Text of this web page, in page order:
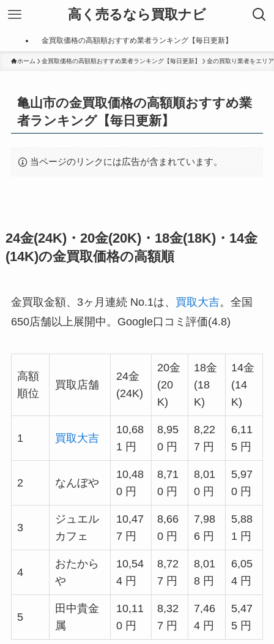
高く売るなら買取ナビ
金買取価格の高額順おすすめ業者ランキング【毎日更新】
ホーム 金買取価格の高額順おすすめ業者ランキング【毎日更新】 金の買取り業者をエリ
亀山市の金買取価格の高額順おすすめ業
者ランキング【毎日更新】
当ページのリンクには広告が含まれています。
24金(24K)・20金(20K)・18金(18K)・14金
(14K)の金買取価格の高額順
金買取金額、3ヶ月連続 No.1は、 買取大吉。全国
650店舗以上展開中。Google口コミ評価(4.8)
高額
順位
買取店舗
24金
(24K)
20金
(20
K)
18金
(18
K)
14金
(14
K)
1 買取大吉
10,68
1 円
8,95
0 円
8,22
7 円
6,11
5 円
2 なんぼや
10,48
0 円
8,71
0 円
8,01
0 円
5,97
0 円
3
ジュエル
カフェ
10,47
7 円
8,66
0 円
7,98
6 円
5,88
1 円
4
おたから
や
10,54
4 円
8,72
7 円
8,01
8 円
6,05
4 円
5
田中貴金
属
10,11
0 円
8,32
7 円
7,46
4 円
5,47
5 円